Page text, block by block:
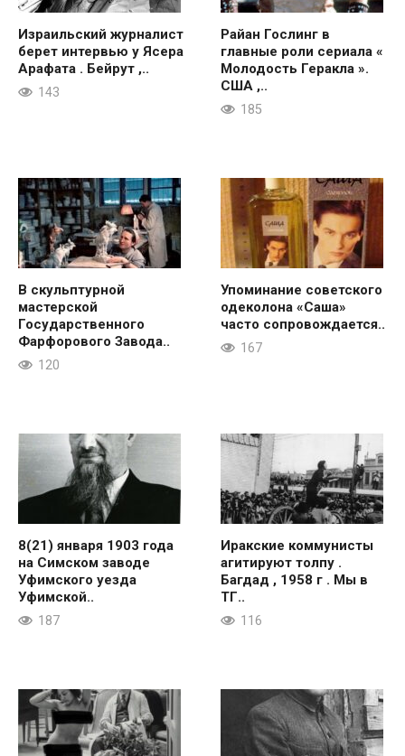
Израильский журналист
берет интервью у Ясера
Арафата . Бейрут ,..
143
Райан Гослинг в
главные роли сериала «
Молодость Геракла ».
США ,..
185
В скульптурной
мастерской
Государственного
Фарфорового Завода..
120
Упоминание советского
одеколона «Саша»
часто сопровождается..
167
8(21) января 1903 года
на Симском заводе
Уфимского уезда
Уфимской..
187
Иракские коммунисты
агитируют толпу .
Багдад , 1958 г . Мы в
ТГ..
116